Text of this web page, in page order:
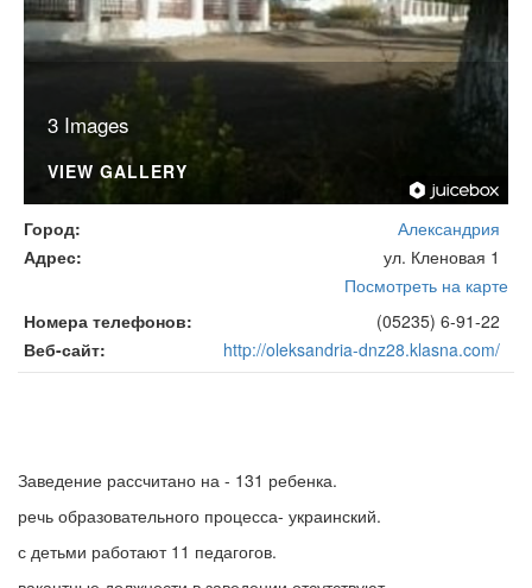
3 Images
VIEW GALLERY
Город
Александрия
Адрес
ул. Кленовая 1
Посмотреть на карте
Номера телефонов
(05235) 6-91-22
Веб-сайт
http://oleksandria-dnz28.klasna.com/
Заведение рассчитано на - 131 ребенка.
речь образовательного процесса- украинский.
с детьми работают 11 педагогов.